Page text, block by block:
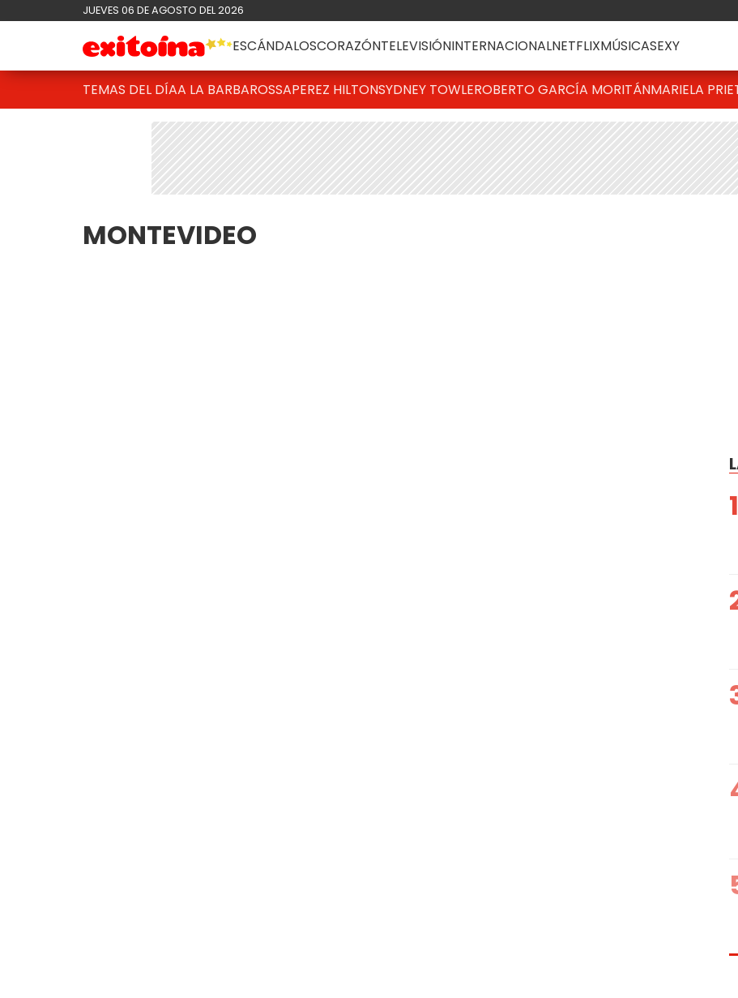
JUEVES 06 DE AGOSTO DEL 2026
ESCÁNDALOSCORAZÓNTELEVISIÓNINTERNACIONALNETFLIXMÚSICASEXY
TEMAS DEL DÍAA LA BARBAROSSAPEREZ HILTONSYDNEY TOWLEROBERTO GARCÍA MORITÁNMARIELA
MONTEVIDEO
1